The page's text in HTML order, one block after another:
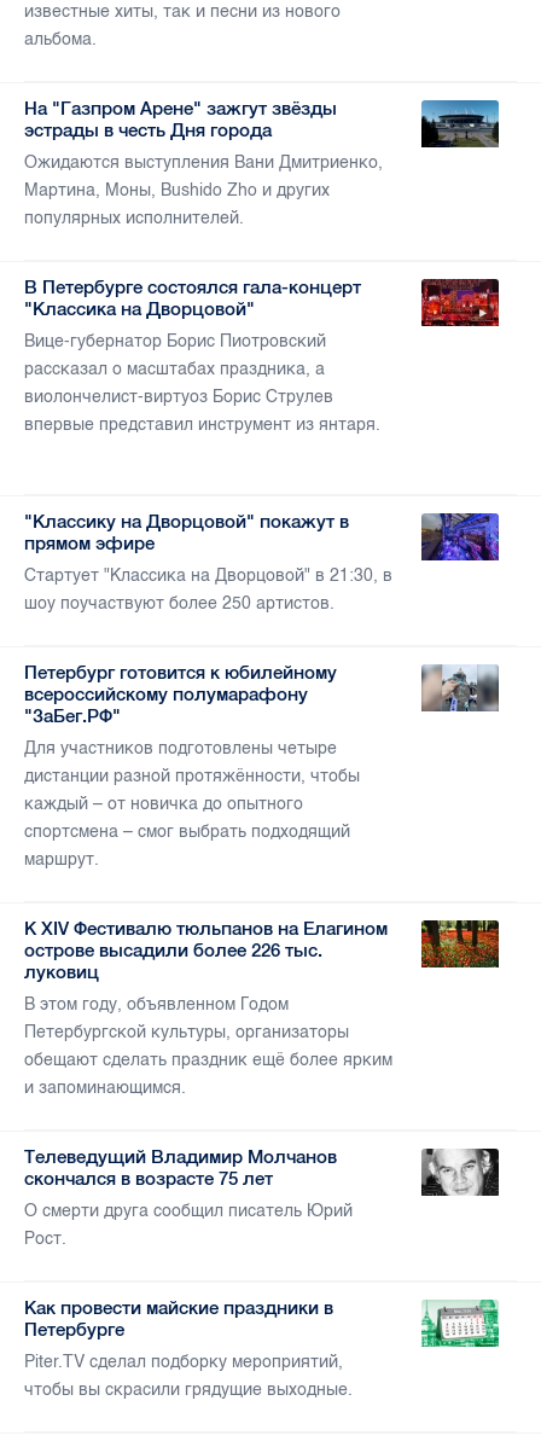
известные хиты, так и песни из нового
альбома.
На "Газпром Арене" зажгут звёзды
эстрады в честь Дня города
Ожидаются выступления Вани Дмитриенко,
Мартина, Моны, Bushido Zho и других
популярных исполнителей.
В Петербурге состоялся гала-концерт
"Классика на Дворцовой"
Вице-губернатор Борис Пиотровский
рассказал о масштабах праздника, а
виолончелист-виртуоз Борис Струлев
впервые представил инструмент из янтаря.
"Классику на Дворцовой" покажут в
прямом эфире
Стартует "Классика на Дворцовой" в 21:30, в
шоу поучаствуют более 250 артистов.
Петербург готовится к юбилейному
всероссийскому полумарафону
"ЗаБег.РФ"
Для участников подготовлены четыре
дистанции разной протяжённости, чтобы
каждый – от новичка до опытного
спортсмена – смог выбрать подходящий
маршрут.
К XIV Фестивалю тюльпанов на Елагином
острове высадили более 226 тыс.
луковиц
В этом году, объявленном Годом
Петербургской культуры, организаторы
обещают сделать праздник ещё более ярким
и запоминающимся.
Телеведущий Владимир Молчанов
скончался в возрасте 75 лет
О смерти друга сообщил писатель Юрий
Рост.
Как провести майские праздники в
Петербурге
Piter.TV сделал подборку мероприятий,
чтобы вы скрасили грядущие выходные.